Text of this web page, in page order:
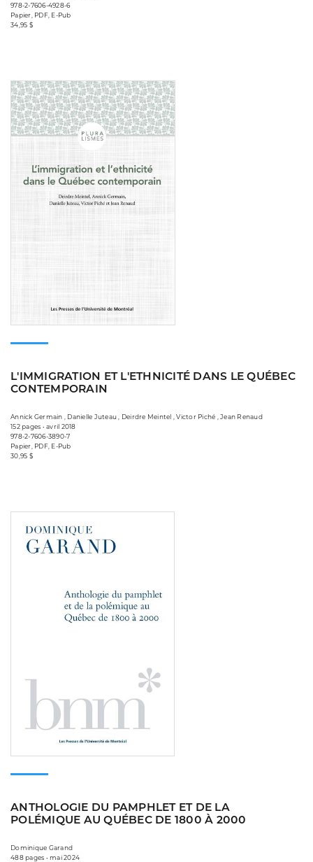
978-2-7606-4928-6
Papier, PDF, E-Pub
34,95 $
L'IMMIGRATION ET L'ETHNICITÉ DANS LE QUÉBEC
CONTEMPORAIN
Annick Germain , Danielle Juteau , Deirdre Meintel , Victor Piché , Jean Renaud
152 pages • avril 2018
978-2-7606-3890-7
Papier, PDF, E-Pub
30,95 $
ANTHOLOGIE DU PAMPHLET ET DE LA
POLÉMIQUE AU QUÉBEC DE 1800 À 2000
Dominique Garand
488 pages • mai 2024